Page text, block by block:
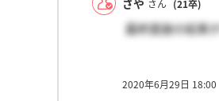
さや さん (21卒)
最終面接の結果
2020年6月29日 18:00